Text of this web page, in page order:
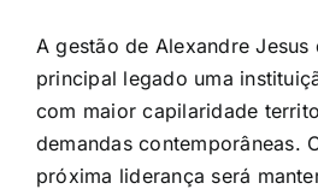
A gestão de Alexandre Jesus
principal legado uma
com maior capilaridade
demandas contemporâneas.
próxima liderança será